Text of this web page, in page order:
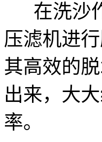
在洗沙作
压滤机进
其高效的
出来，大
率。